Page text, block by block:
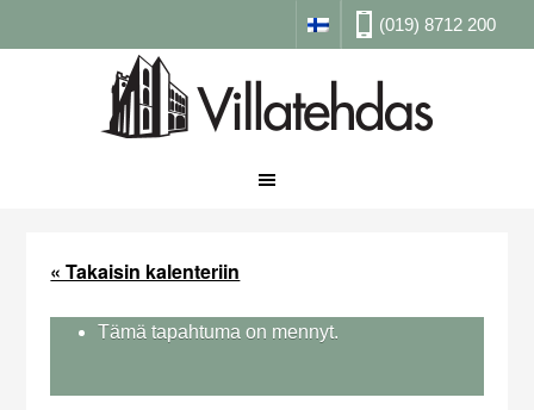
(019) 8712 200
« Takaisin kalenteriin
Tämä tapahtuma on mennyt.